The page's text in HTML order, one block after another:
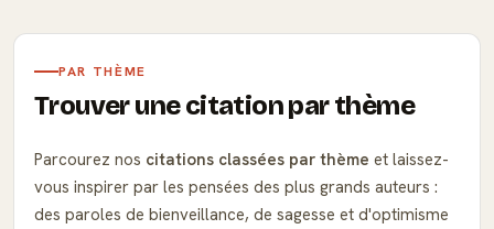
PAR THÈME
Trouver une citation par thème
Parcourez nos citations classées par thème et laissez-
vous inspirer par les pensées des plus grands auteurs :
des paroles de bienveillance, de sagesse et d'optimisme